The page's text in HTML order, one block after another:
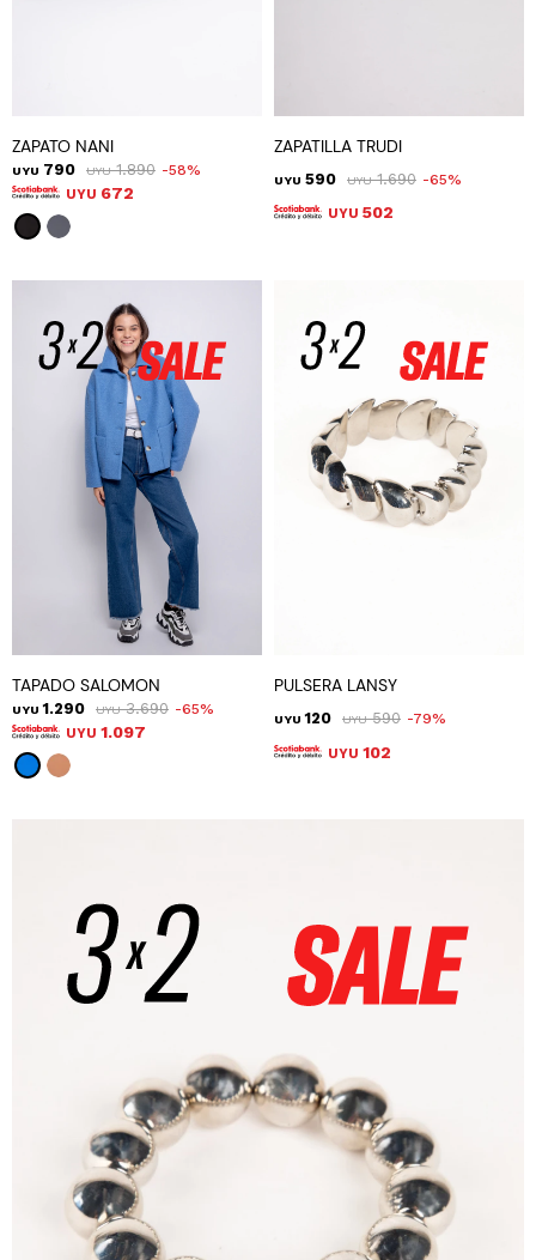
ZAPATO NANI
UYU 790 UYU 1.890 58
UYU 672
ZAPATILLA TRUDI
UYU 590 UYU 1.690 65
UYU 502
TAPADO SALOMON
UYU 1.290 UYU 3.690 65
UYU 1.097
PULSERA LANSY
UYU 120 UYU 590 79
UYU 102